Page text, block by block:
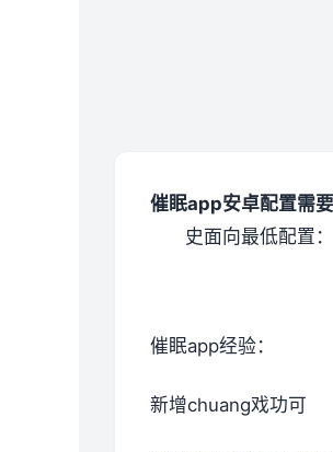
催眠app安卓配置需
​史面向最低配置​
催眠app经验：
新增chuang戏功可